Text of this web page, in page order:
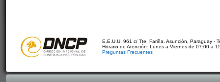
E.E.U.U. 961 c/ Tte. Fariña. Asunción, Paraguay -
Horario de Atención: Lunes a Viernes de 07:00 a
Preguntas Frecuentes